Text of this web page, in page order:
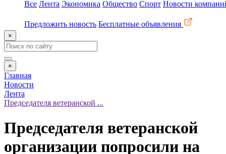
Все Лента Экономика Общество Спорт Новости
Предложить новость Бесплатные объявления
×
×
Главная
Новости
Лента
Председателя ветеранской ...
Председателя ветеранской
организации попросили на